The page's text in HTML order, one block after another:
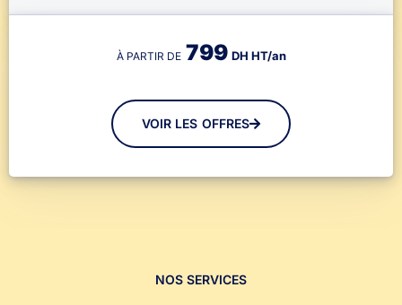
À PARTIR DE 799 DH HT/an
VOIR LES OFFRES
NOS SERVICES